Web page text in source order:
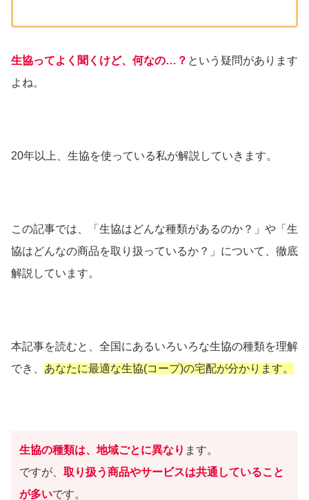
生協ってよく聞くけど、何なの…？ という疑問があります
よね。
20年以上、生協を使っている私が解説していきます。
この記事では、「生協はどんな種類があるのか？」や「生
協はどんなの商品を取り扱っているか？」について、徹底
解説しています。
本記事を読むと、全国にあるいろいろな生協の種類を理解
でき、 あなたに最適な生協(コープ)の宅配が分かります。
生協の種類は、地域ごとに異なり ます。
ですが、 取り扱う商品やサービスは共通していること
が多いです。